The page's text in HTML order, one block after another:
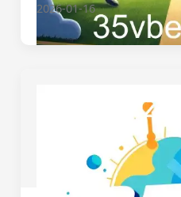
2026-01-16